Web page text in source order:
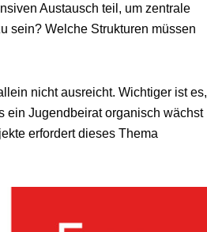
Austausch teil, um zentrale
sein? Welche Strukturen müssen
nicht ausreicht. Wichtiger ist es,
ein Jugendbeirat organisch wächst
erfordert dieses Thema